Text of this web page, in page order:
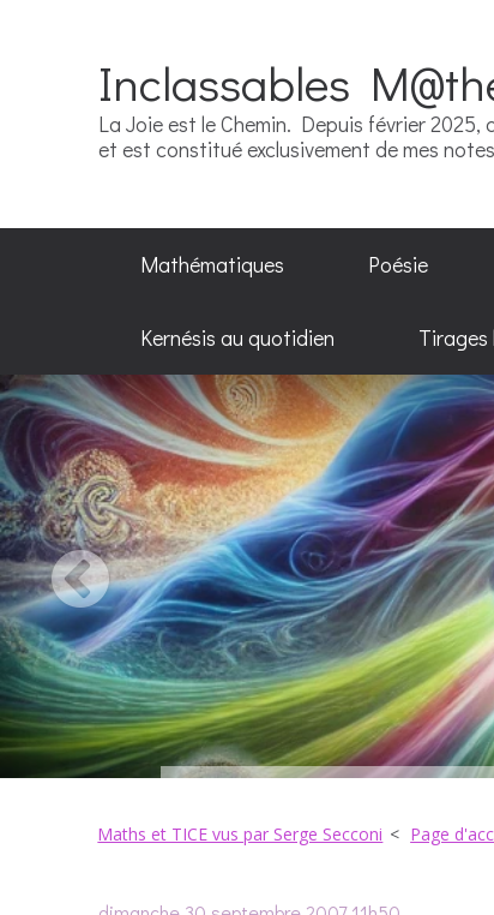
Inclassables
La Joie est le Chemin. Depuis février
et est constitué exclusivement de mes
Mathématiques Poésie
Kernésis au quotidien Tirages
Maths et TICE vus par Serge Secconi Page